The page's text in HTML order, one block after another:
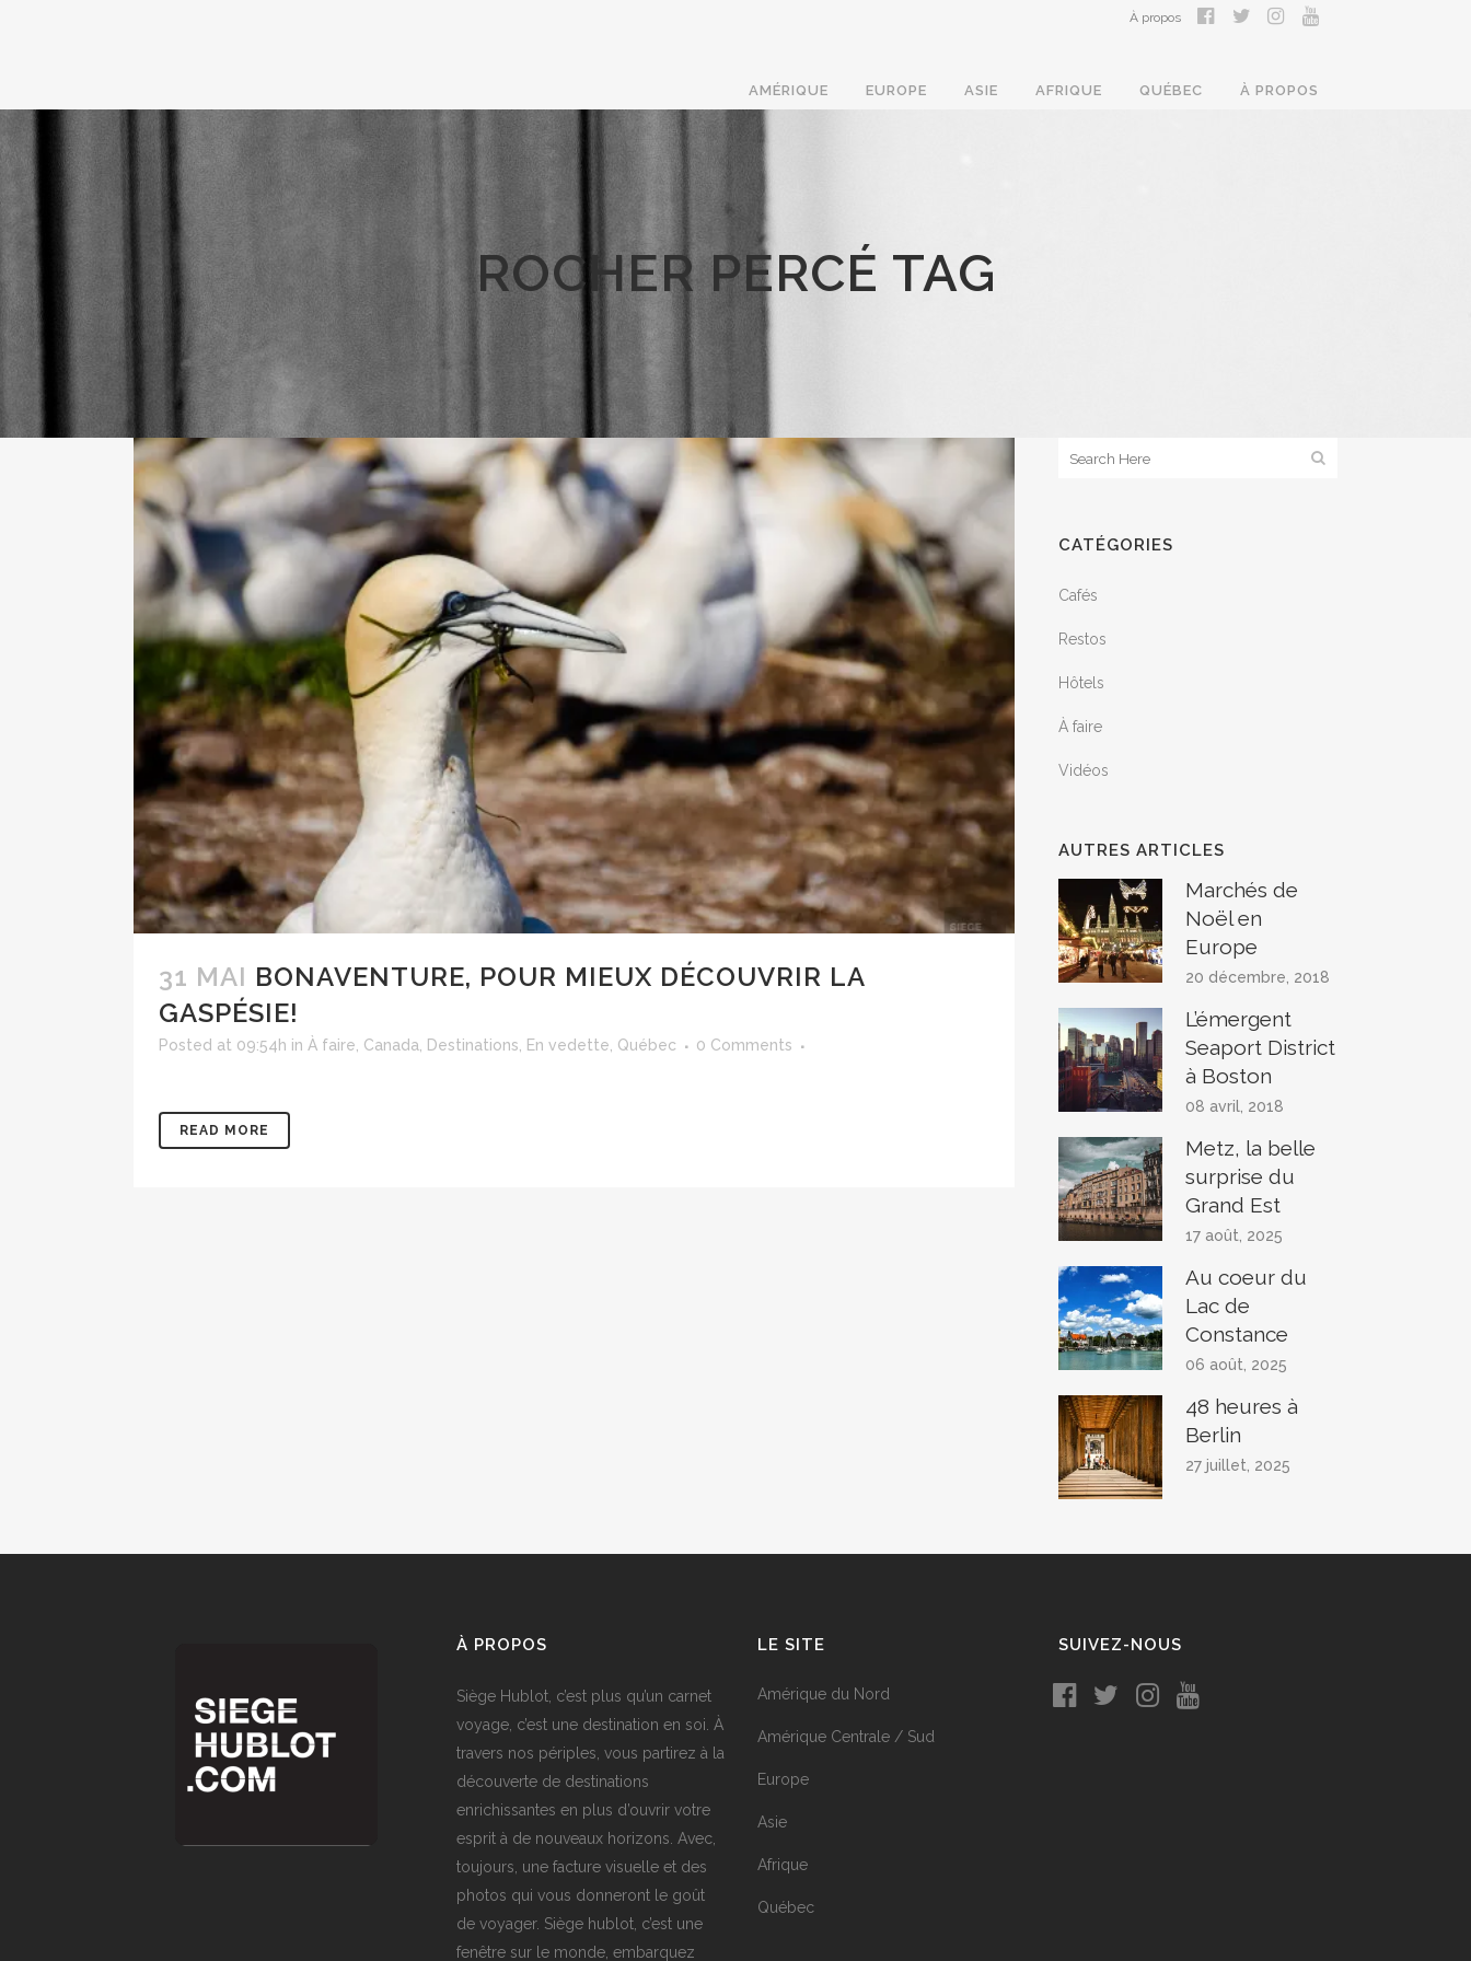
À propos
AMÉRIQUE EUROPE ASIE AFRIQUE QUÉBEC À PROPOS
ROCHER PERCÉ TAG
31 MAI BONAVENTURE, POUR MIEUX DÉCOUVRIR LA
GASPÉSIE!
Posted at 09:54h in À faire, Canada, Destinations, En vedette, Québec 0 Comments
READ MORE
CATÉGORIES
Cafés
Restos
Hôtels
À faire
Vidéos
AUTRES ARTICLES
Marchés de
Noël en
Europe
20 décembre, 2018
L’émergent
Seaport District
à Boston
08 avril, 2018
Metz, la belle
surprise du
Grand Est
17 août, 2025
Au coeur du
Lac de
Constance
06 août, 2025
48 heures à
Berlin
27 juillet, 2025
À PROPOS
Siège Hublot, c’est plus qu’un carnet
voyage, c’est une destination en soi. À
travers nos périples, vous partirez à la
découverte de destinations
enrichissantes en plus d’ouvrir votre
esprit à de nouveaux horizons. Avec,
toujours, une facture visuelle et des
photos qui vous donneront le goût
de voyager. Siège hublot, c’est une
fenêtre sur le monde, embarquez
LE SITE
Amérique du Nord
Amérique Centrale / Sud
Europe
Asie
Afrique
Québec
SUIVEZ-NOUS